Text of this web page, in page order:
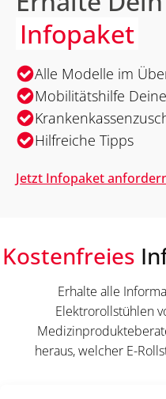
Infopaket
Alle Modelle im
Mobilitätshilfe
Hilfreiche Tipps
Jetzt Infopaket
Kostenfreies
Erhalte alle
Elektrorollstühlen
heraus, welcher E-